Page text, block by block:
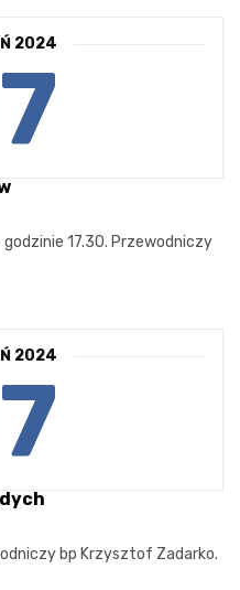
2024
17.30. Przewodniczy
2024
bp Krzysztof Zadarko.